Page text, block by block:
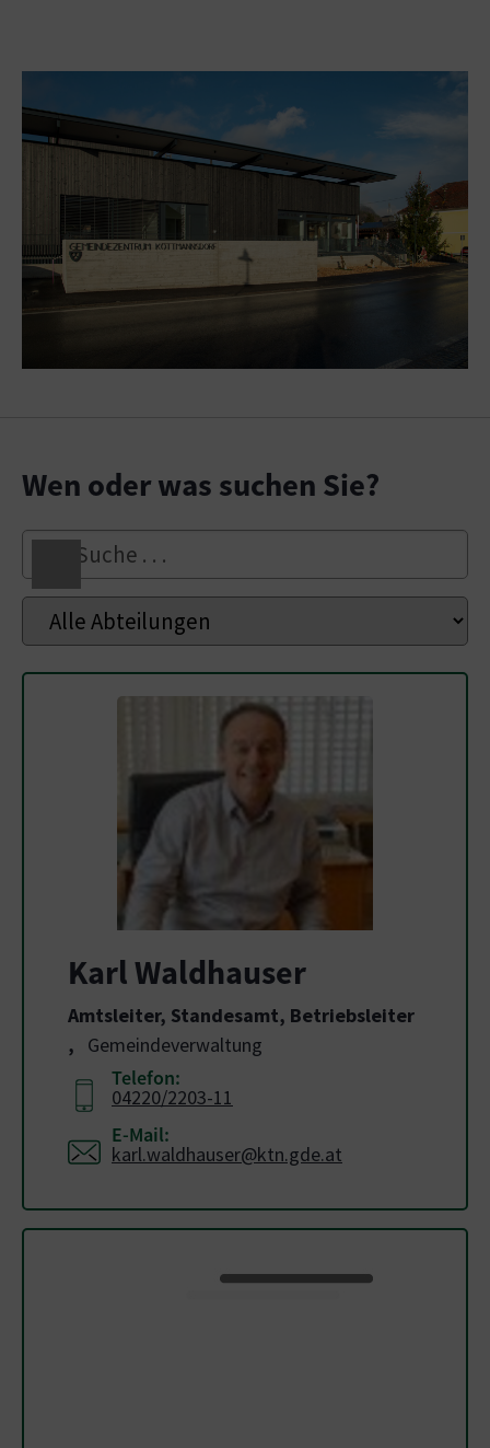
Wen oder was suchen Sie?
Karl Waldhauser
Amtsleiter, Standesamt, Betriebsleiter
,
Gemeindeverwaltung
Telefon:
04220/2203-11
E-Mail:
karl.waldhauser@ktn.gde.at